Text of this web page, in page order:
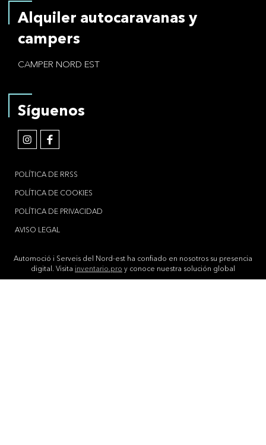
Alquiler autocaravanas y
campers
CAMPER NORD EST
Síguenos
POLÍTICA DE RRSS
POLÍTICA DE COOKIES
POLÍTICA DE PRIVACIDAD
AVISO LEGAL
Automoció i Serveis del Nord-est ha confiado en nosotros su presencia
digital. Visita inventario.pro y conoce nuestra solución global